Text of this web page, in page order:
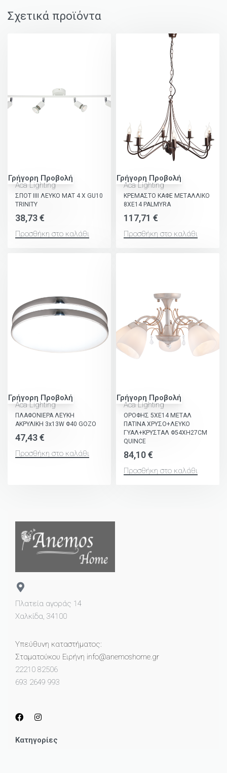
Σχετικά προϊόντα
Γρήγορη Προβολή
Aca Lighting
ΣΠΟΤ ΙΙΙΙ ΛΕΥΚΟ ΜΑΤ 4 Χ GU10
TRINITY
38,73€
Προσθήκη στο καλάθι
Γρήγορη Προβολή
Aca Lighting
ΚΡΕΜΑΣΤΟ ΚΑΦΕ ΜΕΤΑΛΛΙΚΟ
8ΧΕ14 PALMYRA
117,71 €
Προσθήκη στο καλάθι
Γρήγορη Προβολή
Aca Lighting
ΠΛΑΦΟΝΙΕΡΑ ΛΕΥΚΗ
ΑΚΡΥΛΙΚΗ 3x13W Φ40 GOZO
47,43€
Προσθήκη στο καλάθι
Γρήγορη Προβολή
Aca Lighting
ΟΡΟΦΗΣ 5ΧΕ14 ΜΕΤΑΛ
ΠΑΤΙΝΑ ΧΡΥΣΟ+ΛΕΥΚΟ
ΓΥΑΛ+ΚΡΥΣΤΑΛ Φ54ΧΗ27CM
QUINCE
84,10€
Προσθήκη στο καλάθι
Πλατεία αγοράς 14
Χαλκίδα, 34100
Υπεύθυνη καταστήματος:
Σταματούκου Ειρήνη info@anemoshome.gr
22210 82506
693 2649 993
Κατηγορίες